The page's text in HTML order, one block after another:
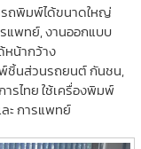
ถพิมพ์ได้ขนาดใหญ่
แพทย์, งานออกแบบ
น้ากว้าง
ชิ้นส่วนรถยนต์ กันชน,
รไทย ใช้เครื่องพิมพ์
ะ การแพทย์